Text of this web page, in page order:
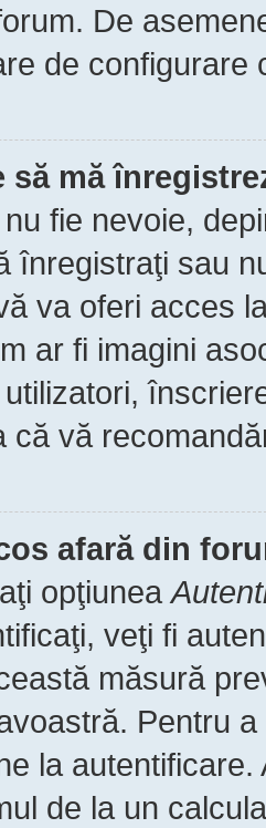
De
de configurare
să mă
fie nevoie,
înregistraţi sau
va oferi acces
ar fi imagini
că vă
afară din
opţiunea
veţi fi
măsură
Pentru
la
de la un